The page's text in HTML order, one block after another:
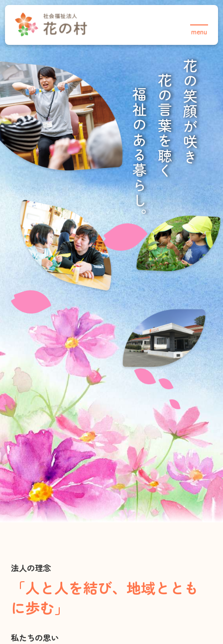
法人について
事業紹介
介護事業
保育事業・あさりこども園
保育事業・さくらこども園
育成事業・放課後児童クラブ
住宅事業
お知らせ
採用情報
お問い合わせ
menu
TOPページ
花の村について
お知らせ
採用情報
介護事業
デイサービスセンター 合歓の郷
ヘルパーステーション 合歓の郷
在宅介護支援センター・
居宅介護支援事業所
小規模多機能型居宅介護 合歓の丘
グループホーム さと・やかた/
グループホーム合歓の丘
配食サービスセンター
花の村温泉
保育事業
あさりこども園
（幼保連携型認定こども園）
さくらこども園
（保育所型認定こども園）
育成事業・放課後児童ク
ラブ
高角放課後児童クラブ
渡津放課後児童クラブ
江津東放課後児童クラブ
住宅事業
お問い合わせ
花
の
笑
顔
が
咲
き
花
の
言
葉
を
聴
く
福
祉
の
あ
る
暮
ら
し
。
法人の理念
「人と人を結び、地域ととも
に歩む」
私たちの思い